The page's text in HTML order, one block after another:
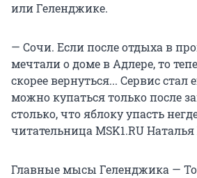
или Геленджике.
— Сочи. Если после отдыха в
мечтали о доме в Адлере, то
скорее вернуться... Сервис стал
можно купаться только после
столько, что яблоку упасть
читательница MSK1.RU
Главные мысы Геленджика —